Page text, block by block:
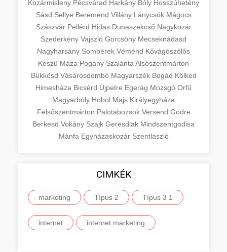
Kozármisleny Pécsvárad Harkány Bóly Hosszúhetény
Sásd Sellye Beremend Villány Lánycsók Mágocs
Szászvár Pellérd Hidas Dunaszekcső Nagykozár
Szederkény Vajszló Görcsöny Mecseknádasd
Nagyharsány Somberek Véménd Kővágószőlős
Keszü Máza Pogány Szalánta Alsószentmárton
Bükkösd Vásárosdombó Magyarszék Bogád Kölked
Himesháza Bicsérd Újpetre Egerág Mozsgó Orfű
Magyarbóly Hobol Majs Királyegyháza
Felsőszentmárton Palotabozsok Versend Gödre
Berkesd Vokány Szajk Geresdlak Mindszentgodisa
Mánfa Egyházaskozár Szentlászló
CIMKÉK
marketing Típus 2 Típus 3 1
internet internet marketing